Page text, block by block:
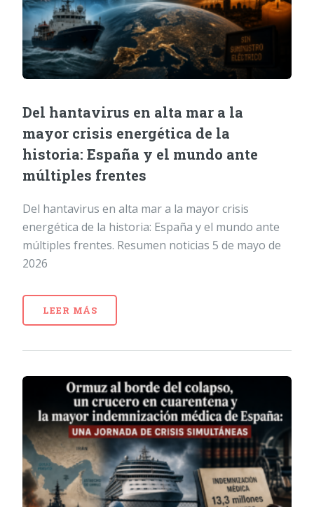
Del hantavirus en alta mar a la
mayor crisis energética de la
historia: España y el mundo ante
múltiples frentes
Del hantavirus en alta mar a la mayor crisis
energética de la historia: España y el mundo ante
múltiples frentes. Resumen noticias 5 de mayo de
2026
LEER MÁS